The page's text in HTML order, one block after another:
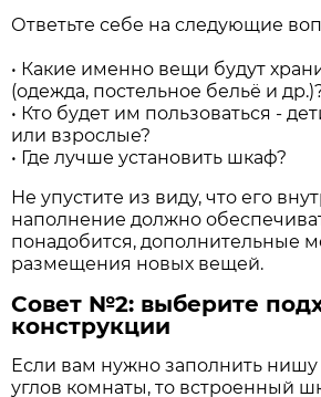
Ответьте себе на следующие
• Какие именно вещи будут
(одежда, постельное бельё и
• Кто будет им пользоваться -
или взрослые?
• Где лучше установить шкаф?
Не упустите из виду, что его
наполнение должно
понадобится, дополнительные
размещения новых вещей.
Совет №2: выберите
конструкции
Если вам нужно заполнить
углов комнаты, то встроенный